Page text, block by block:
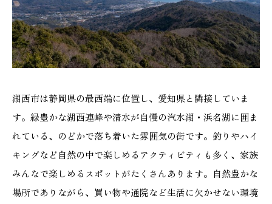
湖西市は静岡県の最西端に位置し、愛知県と隣接していま
す。緑豊かな湖西連峰や清水が自慢の汽水湖・浜名湖に囲ま
れている、のどかで落ち着いた雰囲気の街です。釣りやハイ
キングなど自然の中で楽しめるアクティビティも多く、家族
みんなで楽しめるスポットがたくさんあります。自然豊かな
場所でありながら、買い物や通院など生活に欠かせない環境